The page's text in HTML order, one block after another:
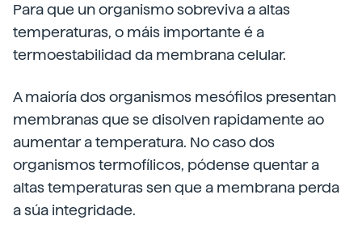
Para que un organismo sobreviva a altas
temperaturas, o máis importante é a
termoestabilidad da membrana celular.
A maioría dos organismos mesófilos presentan
membranas que se disolven rapidamente ao
aumentar a temperatura. No caso dos
organismos termofílicos, pódense quentar a
altas temperaturas sen que a membrana perda
a súa integridade.